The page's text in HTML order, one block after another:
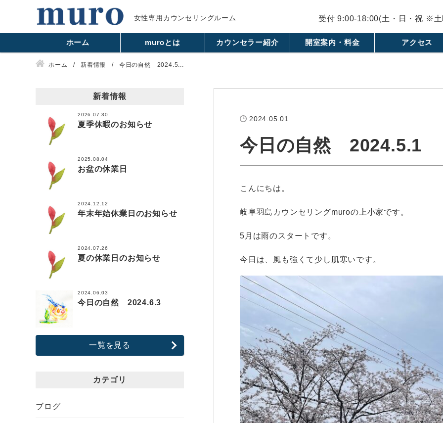
女性専用カウンセリングルーム 受付 9:00-18:00(土・日・祝 ※
ホーム muroとは カウンセラー紹介 開室案内・料金 アクセス
ホーム 新着情報 今日の自然 2024.5...
2024.05.01
今日の自然 2024.5.1
こんにちは。
岐阜羽島カウンセリングmuroの上小家です。
5月は雨のスタートです。
今日は、風も強くて少し肌寒いです。
新着情報
2026.07.30
夏季休暇のお知らせ
2025.08.04
お盆の休業日
2024.12.12
年末年始休業日のお知らせ
2024.07.26
夏の休業日のお知らせ
2024.06.03
今日の自然 2024.6.3
一覧を見る
カテゴリ
ブログ